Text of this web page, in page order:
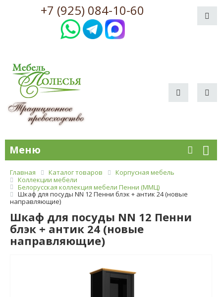
+7 (925) 084-10-60
Меню
Главная Каталог товаров
Корпусная мебель
Коллекции мебели
Белорусская коллекция мебели Пенни (ММЦ)
Шкаф для посуды NN 12 Пенни блэк + антик 24 (новые
направляющие)
Шкаф для посуды NN 12 Пенни
блэк + антик 24 (новые
направляющие)